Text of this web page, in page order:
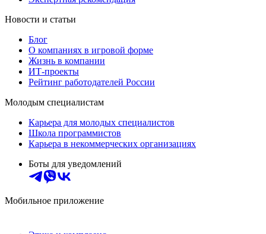
Новости и статьи
Блог
О компаниях в игровой форме
Жизнь в компании
ИТ-проекты
Рейтинг работодателей России
Молодым специалистам
Карьера для молодых специалистов
Школа программистов
Карьера в некоммерческих организациях
Боты для уведомлений
Мобильное приложение